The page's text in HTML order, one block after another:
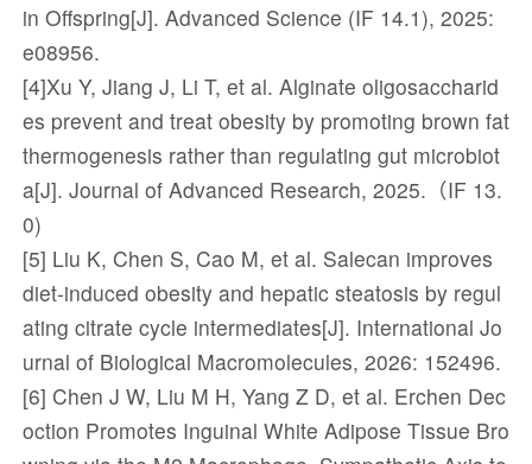
in Offspring[J]. Advanced Science (IF 14.1), 2025:
e08956.
[4]Xu Y, Jiang J, Li T, et al. Alginate oligosaccharid
es prevent and treat obesity by promoting brown fat
thermogenesis rather than regulating gut microbiot
a[J]. Journal of Advanced Research, 2025.（IF 13.
0)
[5] Liu K, Chen S, Cao M, et al. Salecan improves
diet-induced obesity and hepatic steatosis by regul
ating citrate cycle intermediates[J]. International Jo
urnal of Biological Macromolecules, 2026: 152496.
[6] Chen J W, Liu M H, Yang Z D, et al. Erchen Dec
oction Promotes Inguinal White Adipose Tissue Bro